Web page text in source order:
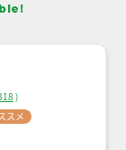
)
スメ